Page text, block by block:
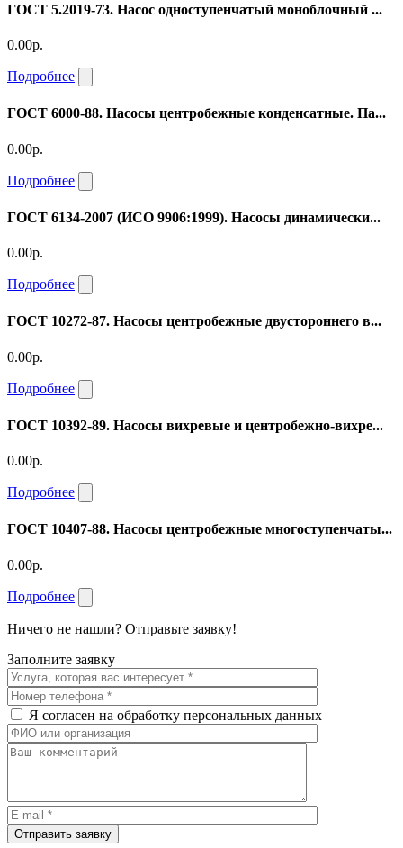
ГОСТ 5.2019-73. Насос одноступенчатый моноблочный ...
0.00р.
Подробнее
ГОСТ 6000-88. Насосы центробежные конденсатные. Па...
0.00р.
Подробнее
ГОСТ 6134-2007 (ИСО 9906:1999). Насосы динамически...
0.00р.
Подробнее
ГОСТ 10272-87. Насосы центробежные двустороннего в...
0.00р.
Подробнее
ГОСТ 10392-89. Насосы вихревые и центробежно-вихре...
0.00р.
Подробнее
ГОСТ 10407-88. Насосы центробежные многоступенчаты...
0.00р.
Подробнее
Ничего не нашли? Отправьте заявку!
Заполните заявку
Я согласен на обработку персональных данных
Отправить заявку